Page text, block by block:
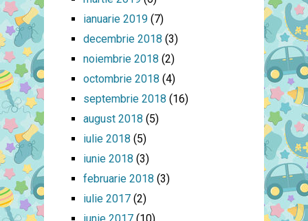
ianuarie 2019(7)
decembrie 2018 (3)
noiembrie 2018 (2)
octombrie 2018 (4)
septembrie 2018 (16)
august 2018 (5)
iulie 2018 (5)
iunie 2018 (3)
februarie 2018 (3)
iulie 2017(2)